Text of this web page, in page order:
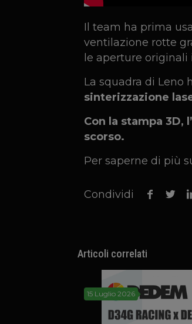
Il team ha prima
ventilazione rotte
le aperture originali
La squadra di Leno
sinterizzazione
Con la stampa
scorso.
Per saperne di più
Condividi
Articoli correlati
15 Luglio 2026